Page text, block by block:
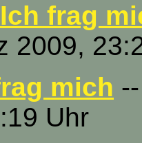
frag
2009,
mich
Uhr